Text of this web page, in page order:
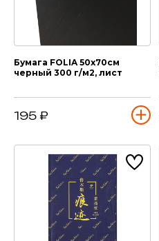
Бумага FOLIA 50х70см
черный 300 г/м2, лист
195 ₽